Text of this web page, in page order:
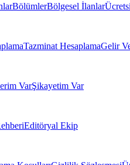
BölümlerBölgesel İlanlar
Tazminat HesaplamaGelir
VarŞikayetim Var
Editöryal Ekip